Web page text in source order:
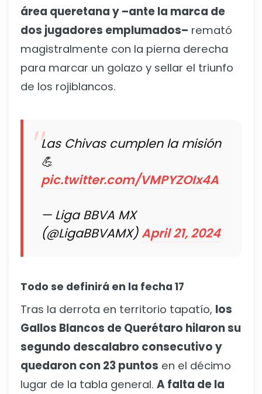
área queretana y –ante la marca de
dos jugadores emplumados– remató
magistralmente con la pierna derecha
para marcar un golazo y sellar el triunfo
de los rojiblancos.
Las Chivas cumplen la misión
💪
pic.twitter.com/VMPYZOIx4A
— Liga BBVA MX
(@LigaBBVAMX)April 21, 2024
Todo se definirá en la fecha 17
Tras la derrota en territorio tapatío, los
Gallos Blancos de Querétaro hilaron su
segundo descalabro consecutivo y
quedaron con 23 puntos en el décimo
lugar de la tabla general. A falta de la